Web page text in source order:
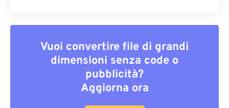
Vuoi convertire file di grandi
dimensioni senza code o
pubblicità?
Aggiorna ora